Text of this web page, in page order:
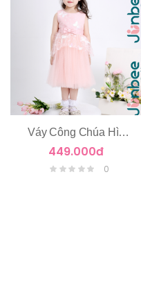
Váy Công Chúa Hình Cánh Bướm
449.000đ
0